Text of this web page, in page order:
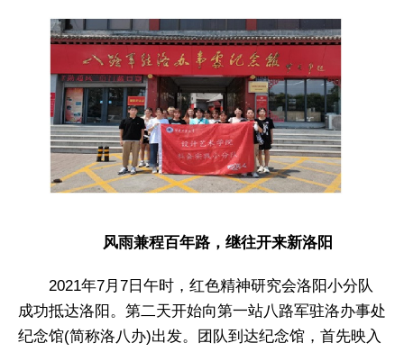
风雨兼程百年路，继往开来新洛阳
2021年7月7日午时，红色精神研究会洛阳小分队
成功抵达洛阳。第二天开始向第一站八路军驻洛办事处
纪念馆(简称洛八办)出发。团队到达纪念馆，首先映入